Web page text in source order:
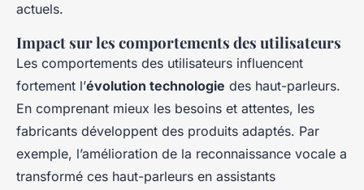
actuels.
Impact sur les comportements des utilisateurs
Les comportements des utilisateurs influencent
fortement l’évolution technologie des haut-parleurs.
En comprenant mieux les besoins et attentes, les
fabricants développent des produits adaptés. Par
exemple, l’amélioration de la reconnaissance vocale a
transformé ces haut-parleurs en assistants